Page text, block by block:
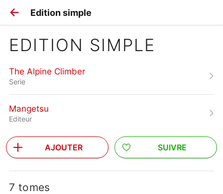
Edition simple
EDITION SIMPLE
The Alpine Climber
Serie
Mangetsu
Editeur
AJOUTER SUIVRE
7 tomes